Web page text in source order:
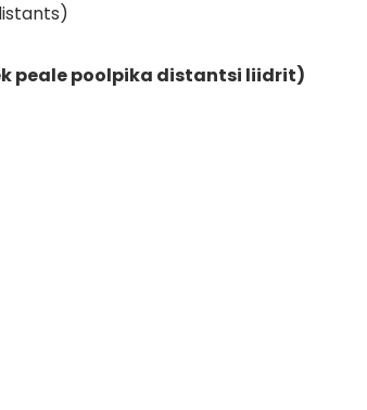
peale poolpika distantsi liidrit)